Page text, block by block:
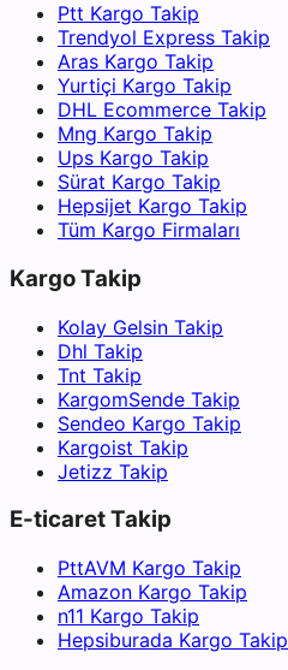
Ptt Kargo Takip
Trendyol Express Takip
Aras Kargo Takip
Yurtiçi Kargo Takip
DHL Ecommerce Takip
Mng Kargo Takip
Ups Kargo Takip
Sürat Kargo Takip
Hepsijet Kargo Takip
Tüm Kargo Firmaları
Kargo Takip
Kolay Gelsin Takip
Dhl Takip
Tnt Takip
KargomSende Takip
Sendeo Kargo Takip
Kargoist Takip
Jetizz Takip
E-ticaret Takip
PttAVM Kargo Takip
Amazon Kargo Takip
n11 Kargo Takip
Hepsiburada Kargo Takip